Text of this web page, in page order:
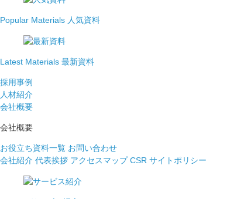
Popular Materials 人気資料
Latest Materials 最新資料
採用事例
人材紹介
会社概要
会社概要
お役立ち資料一覧 お問い合わせ
会社紹介 代表挨拶 アクセスマップ CSR サイトポリシー